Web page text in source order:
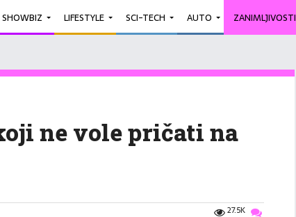
SHOWBIZ LIFESTYLE SCI-TECH AUTO ZANIMLJIVOSTI
ne vole pričati na
27.5K